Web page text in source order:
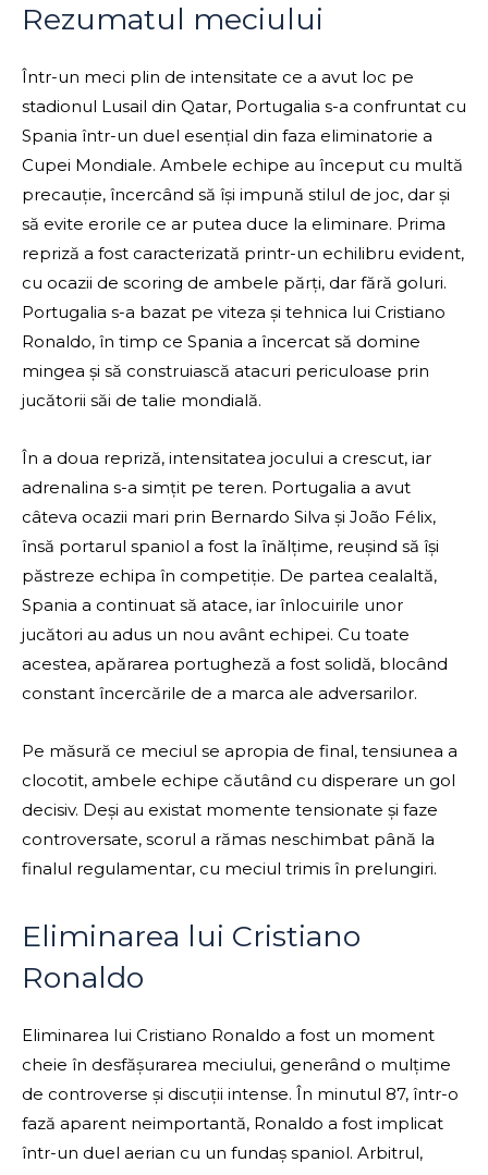
Rezumatul meciului
Într-un meci plin de intensitate ce a avut loc pe
stadionul Lusail din Qatar, Portugalia s-a confruntat cu
Spania într-un duel esențial din faza eliminatorie a
Cupei Mondiale. Ambele echipe au început cu multă
precauție, încercând să își impună stilul de joc, dar și
să evite erorile ce ar putea duce la eliminare. Prima
repriză a fost caracterizată printr-un echilibru evident,
cu ocazii de scoring de ambele părți, dar fără goluri.
Portugalia s-a bazat pe viteza și tehnica lui Cristiano
Ronaldo, în timp ce Spania a încercat să domine
mingea și să construiască atacuri periculoase prin
jucătorii săi de talie mondială.
În a doua repriză, intensitatea jocului a crescut, iar
adrenalina s-a simțit pe teren. Portugalia a avut
câteva ocazii mari prin Bernardo Silva și João Félix,
însă portarul spaniol a fost la înălțime, reușind să își
păstreze echipa în competiție. De partea cealaltă,
Spania a continuat să atace, iar înlocuirile unor
jucători au adus un nou avânt echipei. Cu toate
acestea, apărarea portugheză a fost solidă, blocând
constant încercările de a marca ale adversarilor.
Pe măsură ce meciul se apropia de final, tensiunea a
clocotit, ambele echipe căutând cu disperare un gol
decisiv. Deși au existat momente tensionate și faze
controversate, scorul a rămas neschimbat până la
finalul regulamentar, cu meciul trimis în prelungiri.
Eliminarea lui Cristiano
Ronaldo
Eliminarea lui Cristiano Ronaldo a fost un moment
cheie în desfășurarea meciului, generând o mulțime
de controverse și discuții intense. În minutul 87, într-o
fază aparent neimportantă, Ronaldo a fost implicat
într-un duel aerian cu un fundaș spaniol. Arbitrul,